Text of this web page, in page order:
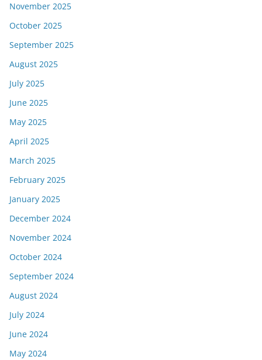
November 2025
October 2025
September 2025
August 2025
July 2025
June 2025
May 2025
April 2025
March 2025
February 2025
January 2025
December 2024
November 2024
October 2024
September 2024
August 2024
July 2024
June 2024
May 2024